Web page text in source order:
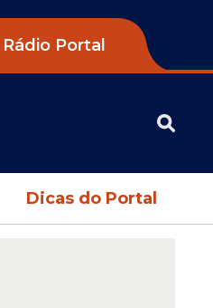
Portal
Dicas do Portal